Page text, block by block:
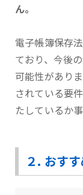
ん。
電子帳簿保存
ており、今後
可能性があり
されている要
たしているか
２. おす